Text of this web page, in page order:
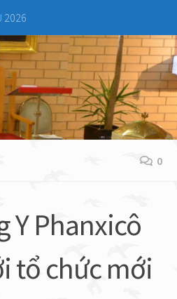
2026
0
Y Phanxicô
tổ chức mới